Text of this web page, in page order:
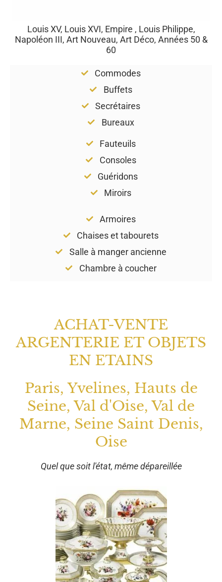
Louis XV, Louis XVI, Empire , Louis Philippe,
Napoléon III, Art Nouveau, Art Déco, Années 50 &
60
Commodes
Buffets
Secrétaires
Bureaux
Fauteuils
Consoles
Guéridons
Miroirs
Armoires
Chaises et tabourets
Salle à manger ancienne
Chambre à coucher
ACHAT-VENTE
ARGENTERIE ET OBJETS
EN ETAINS
Paris, Yvelines, Hauts de
Seine, Val d'Oise, Val de
Marne, Seine Saint Denis,
Oise
Quel que soit l'état, même dépareillée